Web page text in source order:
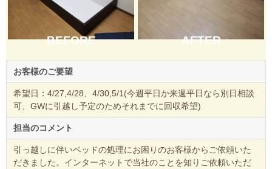
BEFORE AFTER
お客様のご要望
希望日：4/27,4/28、4/30,5/1(今週平日か来週平日なら別日相談
可、GWに引越し予定のためそれまでに回収希望)
担当のコメント
引っ越しに伴いベッドの処理にお困りのお客様からご依頼いた
だきました。インターネットで当社のことを知りご依頼いただ